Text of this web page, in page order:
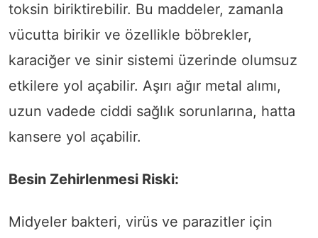
toksin biriktirebilir. Bu maddeler, zamanla
vücutta birikir ve özellikle böbrekler,
karaciğer ve sinir sistemi üzerinde olumsuz
etkilere yol açabilir. Aşırı ağır metal alımı,
uzun vadede ciddi sağlık sorunlarına, hatta
kansere yol açabilir.
Besin Zehirlenmesi Riski:
Midyeler bakteri, virüs ve parazitler için